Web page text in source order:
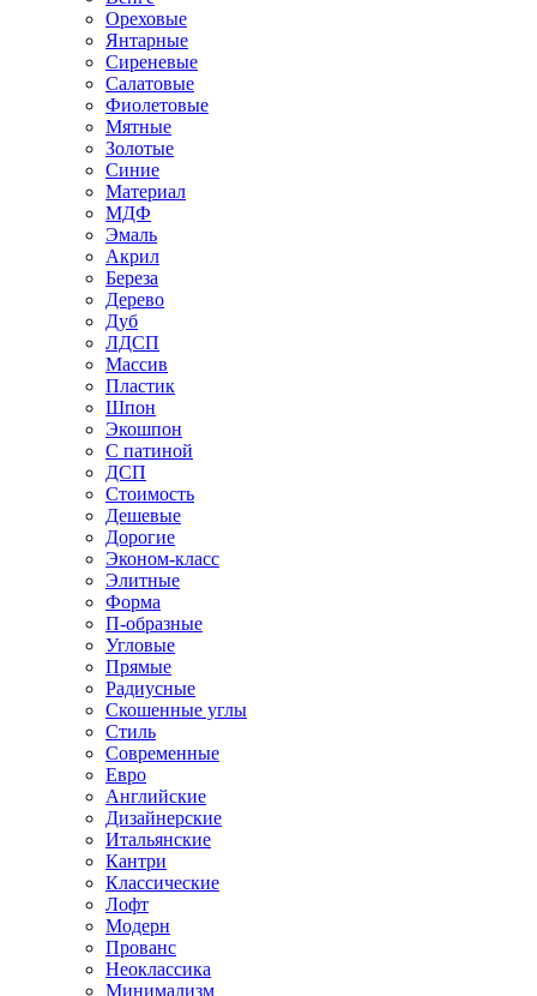
Ореховые
Янтарные
Сиреневые
Салатовые
Фиолетовые
Мятные
Золотые
Синие
Материал
МДФ
Эмаль
Акрил
Береза
Дерево
Дуб
ЛДСП
Массив
Пластик
Шпон
Экошпон
С патиной
ДСП
Стоимость
Дешевые
Дорогие
Эконом-класс
Элитные
Форма
П-образные
Угловые
Прямые
Радиусные
Скошенные углы
Стиль
Современные
Евро
Английские
Дизайнерские
Итальянские
Кантри
Классические
Лофт
Модерн
Прованс
Неоклассика
Минимализм